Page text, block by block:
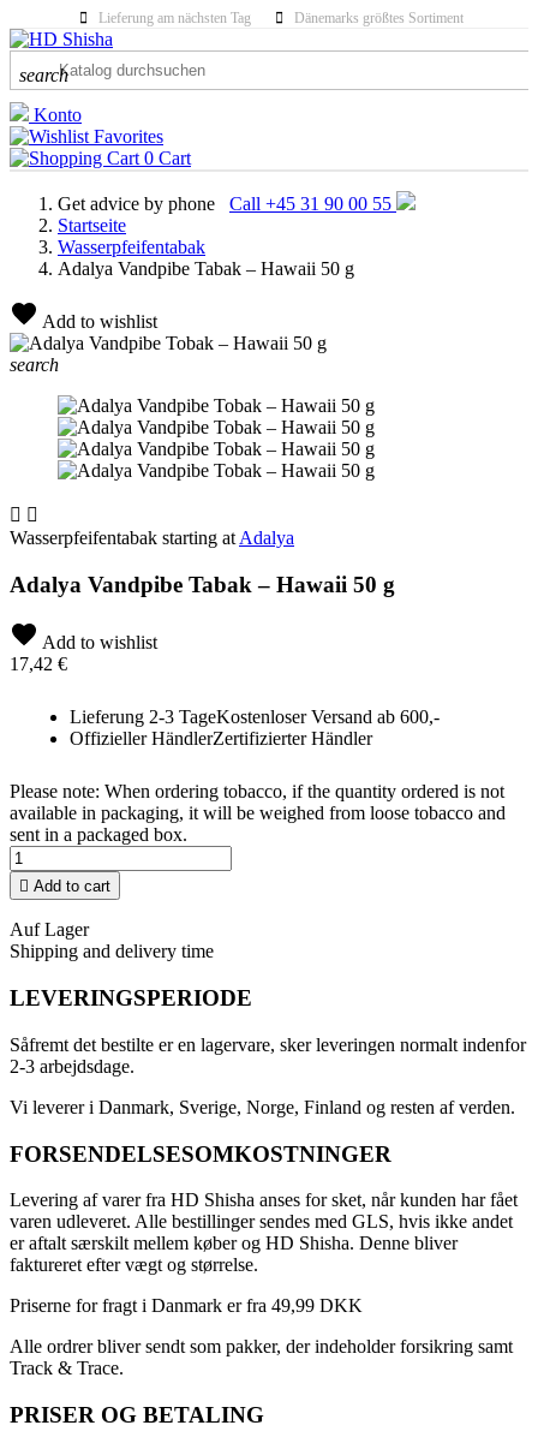
Lieferung am nächsten Tag Dänemarks größtes Sortiment
search
Konto
Favorites
0 Cart
Get advice by phone
Call +45 31 90 00 55
Startseite
Wasserpfeifentabak
Adalya Vandpibe Tabak – Hawaii 50 g
Add to wishlist
search
 
Wasserpfeifentabak starting at Adalya
Adalya Vandpibe Tabak – Hawaii 50 g
Add to wishlist
17,42 €
Lieferung 2-3 TageKostenloser Versand ab 600,-
Offizieller HändlerZertifizierter Händler
Please note: When ordering tobacco, if the quantity ordered is not
available in packaging, it will be weighed from loose tobacco and
sent in a packaged box.
 Add to cart
Auf Lager
Shipping and delivery time
LEVERINGSPERIODE
Såfremt det bestilte er en lagervare, sker leveringen normalt indenfor
2-3 arbejdsdage.
Vi leverer i Danmark, Sverige, Norge, Finland og resten af verden.
FORSENDELSESOMKOSTNINGER
Levering af varer fra HD Shisha anses for sket, når kunden har fået
varen udleveret. Alle bestillinger sendes med GLS, hvis ikke andet
er aftalt særskilt mellem køber og HD Shisha. Denne bliver
faktureret efter vægt og størrelse.
Priserne for fragt i Danmark er fra 49,99 DKK
Alle ordrer bliver sendt som pakker, der indeholder forsikring samt
Track & Trace.
PRISER OG BETALING